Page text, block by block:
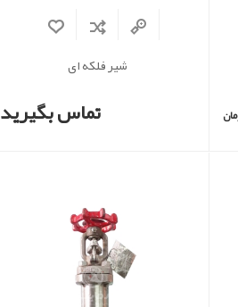
شیر فلکه ای
تماس بگیرید